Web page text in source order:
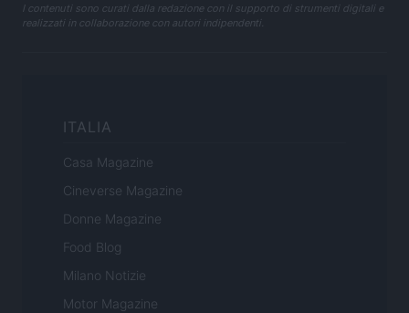
I contenuti sono curati dalla redazione con il supporto di strumenti digitali e
realizzati in collaborazione con autori indipendenti.
ITALIA
Casa Magazine
Cineverse Magazine
Donne Magazine
Food Blog
Milano Notizie
Motor Magazine